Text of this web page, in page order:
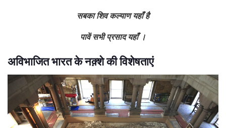
सबका शिव कल्याण यहाँ है
पावें सभी प्रसाद यहाँ ।
अविभाजित भारत के नक़्शे की विशेषताएं